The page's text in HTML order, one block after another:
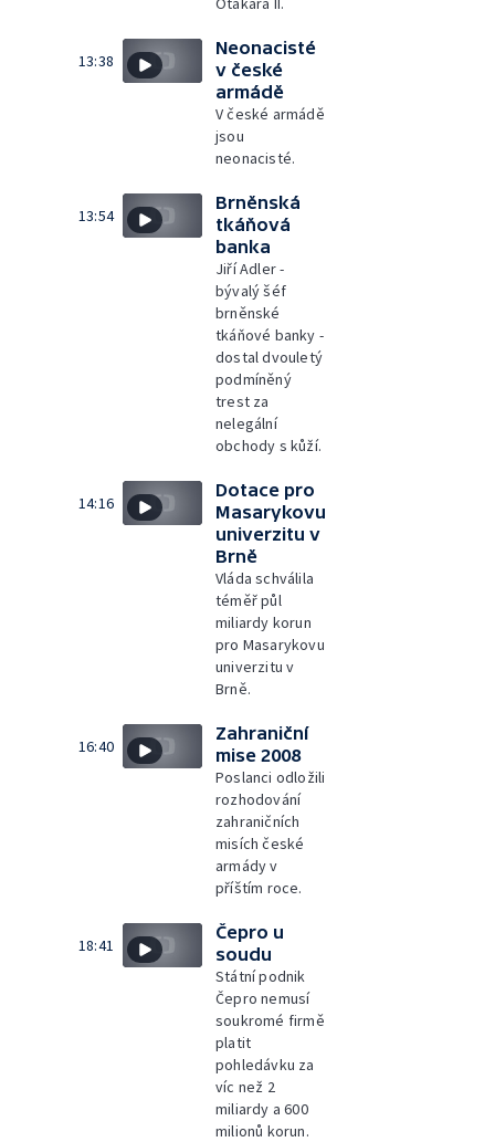
13:38
Neonacisté
v české
armádě
V české armádě
jsou
neonacisté.
13:54
Brněnská
tkáňová
banka
Jiří Adler -
bývalý šéf
brněnské
tkáňové banky -
dostal dvouletý
podmíněný
trest za
nelegální
obchody s kůží.
14:16
Dotace pro
Masarykovu
univerzitu v
Brně
Vláda schválila
téměř půl
miliardy korun
pro Masarykovu
univerzitu v
Brně.
16:40
Zahraniční
mise 2008
Poslanci odložili
rozhodování
zahraničních
misích české
armády v
příštím roce.
18:41
Čepro u
soudu
Státní podnik
Čepro nemusí
soukromé firmě
platit
pohledávku za
víc než 2
miliardy a 600
milionů korun.